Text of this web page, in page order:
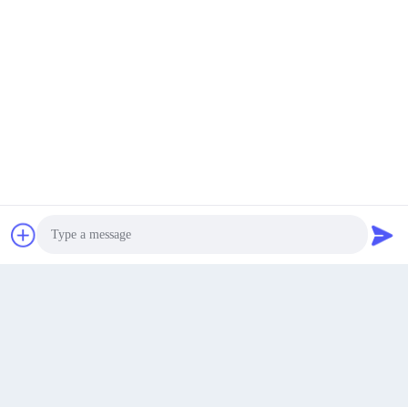
Adresse